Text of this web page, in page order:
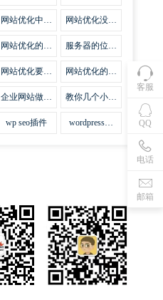
要
网站优化中关
干问题
网站优化没有
味道
网站优化的费
服务器的位置
影响
网站优化要不
网站优化的逆
企业网站做好
势
教你几个小技
页优化
wp seo插件
wordpress插
客服
QQ
电话
邮箱